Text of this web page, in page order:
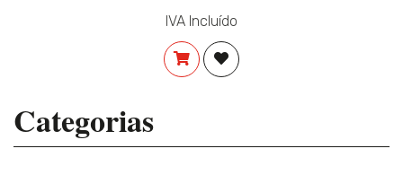
IVA Incluído
COMPRARADICIONAR À LISTA DE
Categorias